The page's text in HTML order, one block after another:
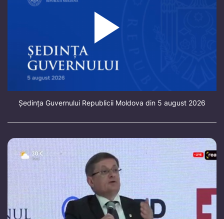
Ședința Guvernului Republicii Moldova din 5 august 2026